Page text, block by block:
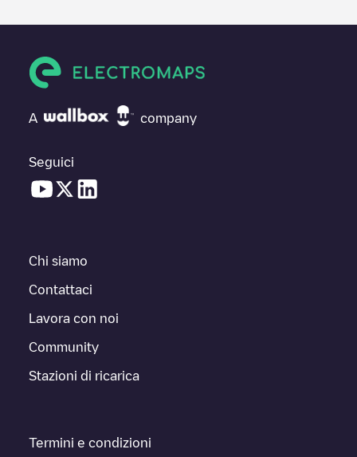
A company
Seguici
Chi siamo
Contattaci
Lavora con noi
Community
Stazioni di ricarica
Termini e condizioni